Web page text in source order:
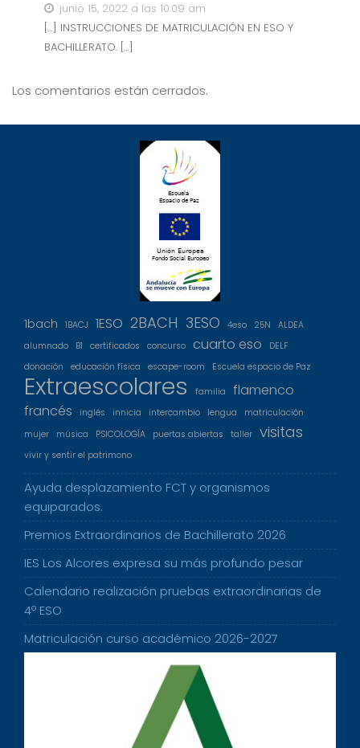
junio 15, 2022 a las 10:09 am
[…] INSTRUCCIONES DE MATRICULACIÓN EN ESO Y
BACHILLERATO. […]
Los comentarios están cerrados.
1bach 1BACJ 1ESO 2BACH 3ESO 4eso 25N
ALDEA
alumnado
B1 certificados concurso cuarto eso
DELF
donación
educación física escape-room Escuela espacio de Paz
Extraescolares familia
flamenco
francés
inglés innicia intercambio lengua
matriculación
mujer
música PSICOLOGÍA puertas abiertas taller visitas
vivir y sentir el patrimono
Ayuda desplazamiento FCT y organismos
equiparados.
Premios Extraordinarios de Bachillerato 2026
IES Los Alcores expresa su más profundo pesar
Calendario realización pruebas extraordinarias de
4º ESO
Matriculación curso académico 2026-2027